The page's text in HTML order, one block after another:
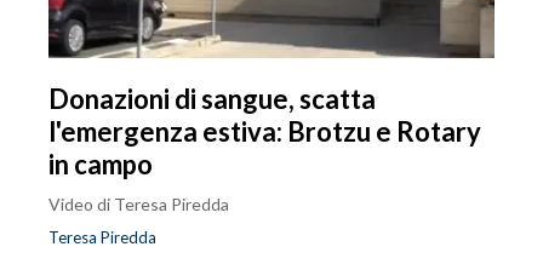
Donazioni di sangue, scatta
l'emergenza estiva: Brotzu e Rotary
in campo
Video di Teresa Piredda
Teresa Piredda